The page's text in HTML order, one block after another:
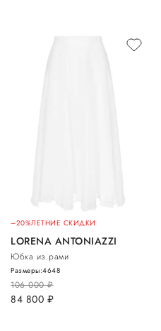
–20%ЛЕТНИЕ СКИДКИ
LORENA ANTONIAZZI
Юбка из рами
106 000руб.
84 800 руб.
Размеры:4648